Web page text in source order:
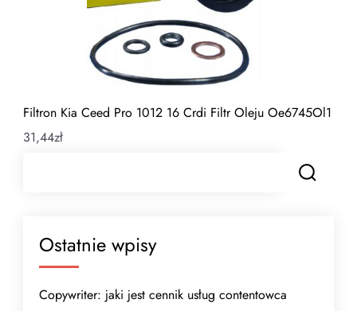
Filtron Kia Ceed Pro 1012 16 Crdi Filtr Oleju Oe6745Ol1
31,44zł
Ostatnie wpisy
Copywriter: jaki jest cennik usług contentowca